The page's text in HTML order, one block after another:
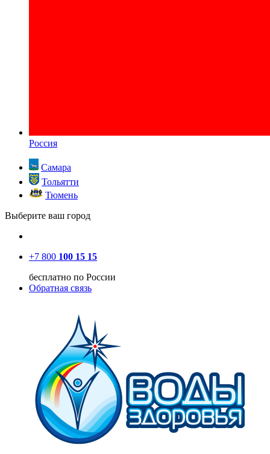
Россия
Самара
Тольятти
Тюмень
Выберите ваш город
+7 800 100 15 15
бесплатно по России
Обратная связь